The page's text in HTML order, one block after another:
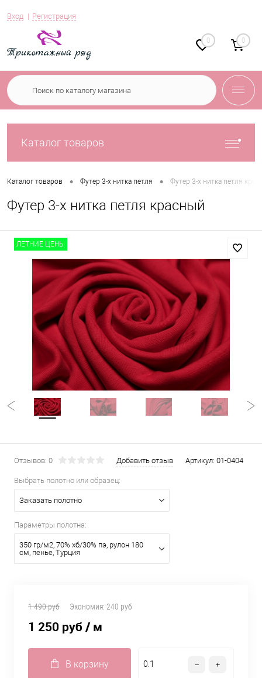
Вход Регистрация
0 0
Каталог товаров
Каталог товаров • Футер 3-х нитка петля • Футер 3-х нитка петля
Футер 3-х нитка петля красный
ЛЕТНИЕ ЦЕНЫ
Отзывов: 0 Добавить отзыв Артикул: 01-0404
Выбрать полотно или образец:
Заказать полотно
Параметры полотна:
350 гр/м2, 70% хб/30% пэ, рулон 180
см, пенье, Турция
1 490 руб Экономия: 240 руб
1 250 руб/ м
В корзину